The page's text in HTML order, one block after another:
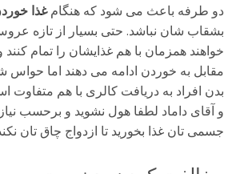
دو طرفه باعث می شود که هنگامغذا
بشقاب شان نباشد. حتی بسیار از تازه
خواهند همزمان با هم غذایشان را تمام
مقابل به خوردن ادامه می دهند اما حواس
بدن افراد به دریافت کالری با هم
و آقای داماد لطفا هول نشوید و برحسب
جسمی تان غذا بخورید تا ازدواج چاق تان